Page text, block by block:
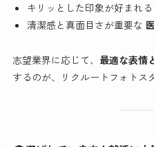
キリッとした印象が好まれる
清潔感と真面目さが重要な
志望業界に応じて、 最適な表情
するのが、リクルートフォトス